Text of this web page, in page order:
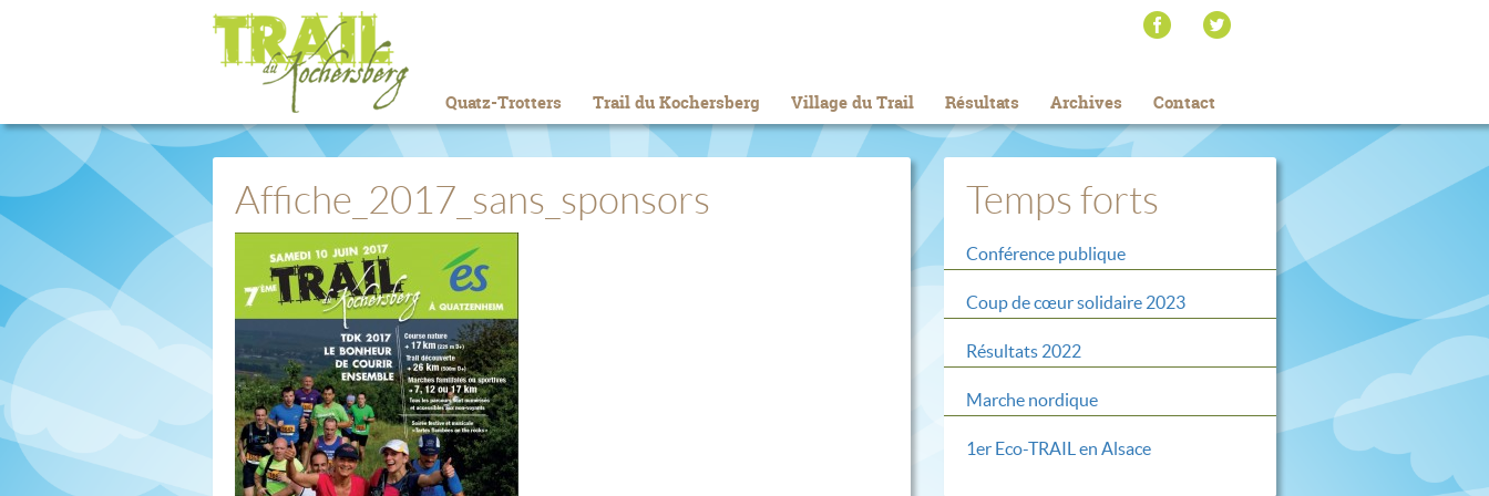
Quatz-Trotters Trail du Kochersberg Village du Trail Résultats Archives Contact
Affiche_2017_sans_sponsors Temps forts
Conférence publique
Coup de cœur solidaire 2023
Résultats 2022
Marche nordique
1er Eco-TRAIL en Alsace